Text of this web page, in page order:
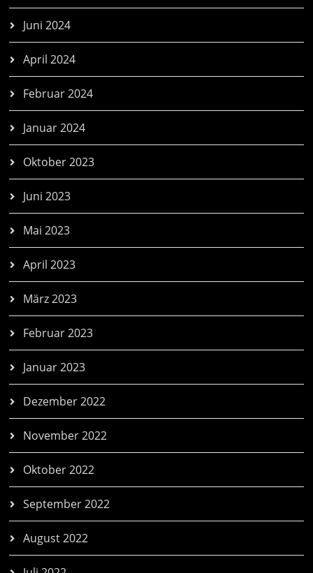
Juni 2024
April 2024
Februar 2024
Januar 2024
Oktober 2023
Juni 2023
Mai 2023
April 2023
März 2023
Februar 2023
Januar 2023
Dezember 2022
November 2022
Oktober 2022
September 2022
August 2022